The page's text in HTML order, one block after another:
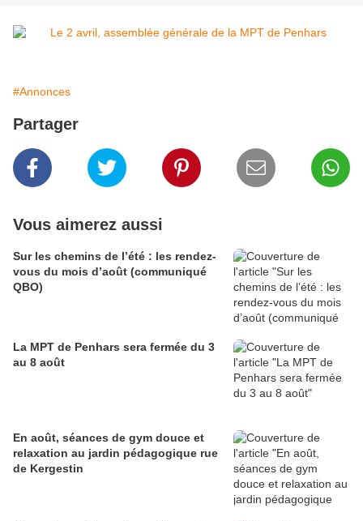
#Annonces
Partager
Vous aimerez aussi
Sur les chemins de l’été : les rendez-
vous du mois d’août (communiqué
QBO)
La MPT de Penhars sera fermée du 3
au 8 août
En août, séances de gym douce et
relaxation au jardin pédagogique rue
de Kergestin